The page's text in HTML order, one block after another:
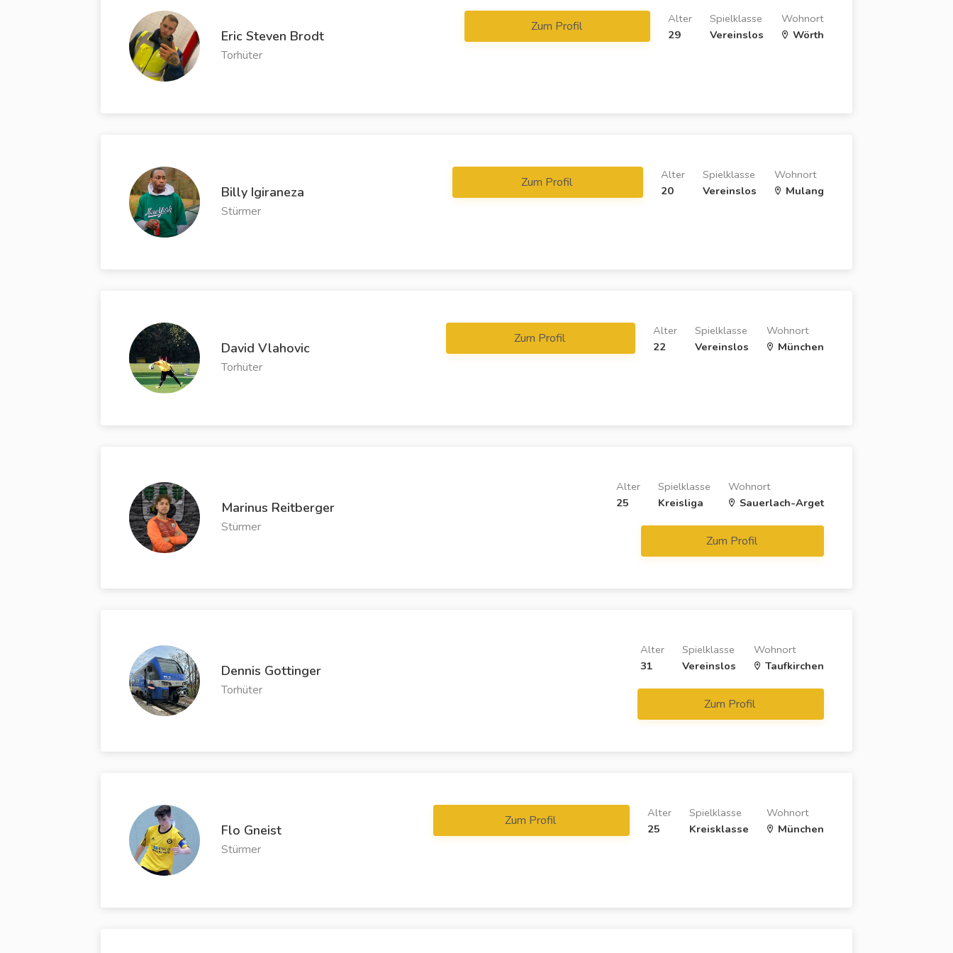
Eric Steven Brodt
Torhüter
Wohnort
Wörth
Spielklasse
Vereinslos
Alter
29
Zum Profil
Billy Igiraneza
Stürmer
Wohnort
Mulang
Spielklasse
Vereinslos
Alter
20
Zum Profil
David Vlahovic
Torhüter
Wohnort
München
Spielklasse
Vereinslos
Alter
22
Zum Profil
Marinus Reitberger
Stürmer
Wohnort
Sauerlach-Arget
Spielklasse
Kreisliga
Alter
25
Zum Profil
Dennis Gottinger
Torhüter
Wohnort
Taufkirchen
Spielklasse
Vereinslos
Alter
31
Zum Profil
Flo Gneist
Stürmer
Wohnort
München
Spielklasse
Kreisklasse
Alter
25
Zum Profil